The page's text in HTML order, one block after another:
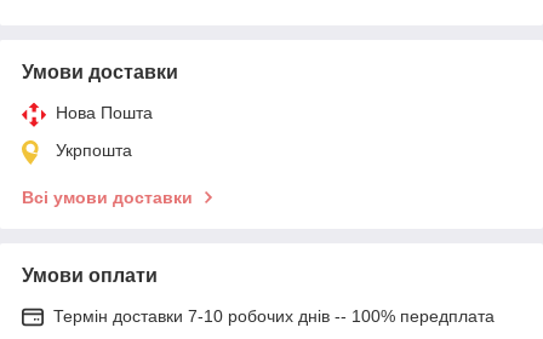
Умови доставки
Нова Пошта
Укрпошта
Всі умови доставки
Умови оплати
Термін доставки 7-10 робочих днів -- 100% передплата